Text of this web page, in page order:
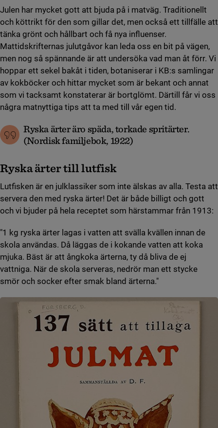
Julen har mycket gott att bjuda på i matväg. Traditionellt
och köttrikt för den som gillar det, men också ett tillfälle att
tänka grönt och hållbart och få nya influenser.
Mattidskrifternas julutgåvor kan leda oss en bit på vägen,
men nog så spännande är att undersöka vad man åt förr. Vi
hoppar ett sekel bakåt i tiden, botaniserar i KB:s samlingar
av kokböcker och hittar mycket som är bekant och annat
som vi tacksamt konstaterar är bortglömt. Därtill får vi oss
några matnyttiga tips att ta med till vår egen tid.
Ryska ärter äro späda, torkade spritärter.
(Nordisk familjebok, 1922)
Ryska ärter till lutfisk
Lutfisken är en julklassiker som inte älskas av alla. Testa att
servera den med ryska ärter! Det är både billigt och gott
och vi bjuder på hela receptet som härstammar från 1913:
"1 kg ryska ärter lagas i vatten att svälla kvällen innan de
skola användas. Då läggas de i kokande vatten att koka
mjuka. Bäst är att ångkoka ärterna, ty då bliva de ej
vattniga. När de skola serveras, nedrör man ett stycke
smör och socker efter smak bland ärterna."